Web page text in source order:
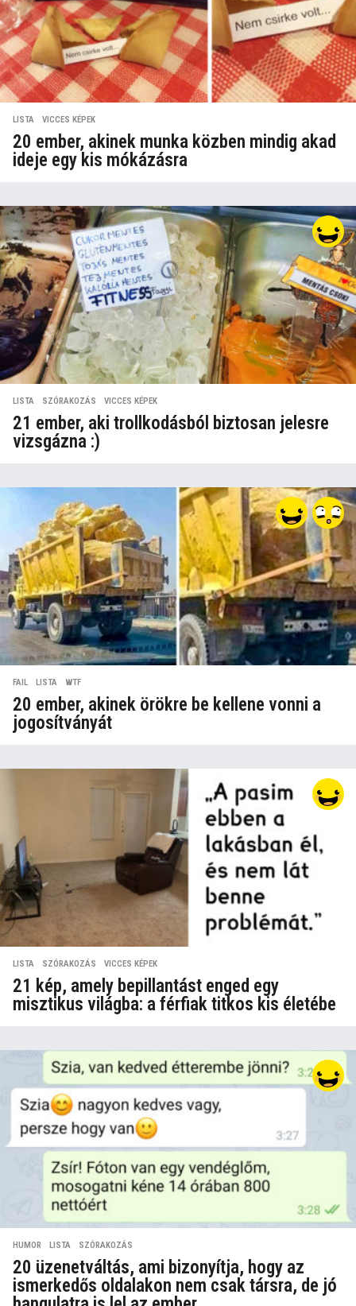
LISTA ,VICCES KÉPEK
20 ember, akinek munka közben mindig akad
ideje egy kis mókázásra
LISTA ,SZÓRAKOZÁS ,VICCES KÉPEK
21 ember, aki trollkodásból biztosan jelesre
vizsgázna :)
FAIL ,LISTA ,WTF
20 ember, akinek örökre be kellene vonni a
jogosítványát
LISTA ,SZÓRAKOZÁS ,VICCES KÉPEK
21 kép, amely bepillantást enged egy
misztikus világba: a férfiak titkos kis életébe
HUMOR ,LISTA ,SZÓRAKOZÁS
20 üzenetváltás, ami bizonyítja, hogy az
ismerkedős oldalakon nem csak társra, de jó